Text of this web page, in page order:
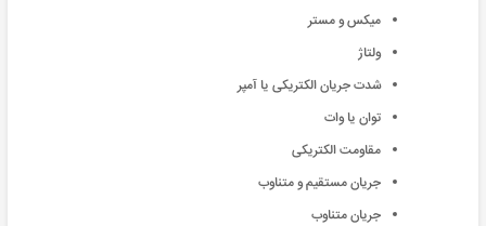
میکس و مستر
ولتاژ
شدت جریان الکتریکی یا آمپر
توان یا وات
مقاومت الکتریکی
جریان مستقیم و متناوب
جریان متناوب